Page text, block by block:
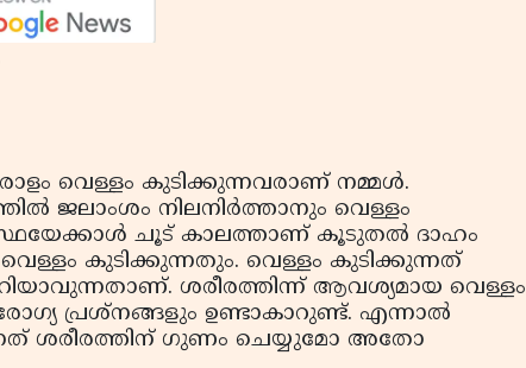
വെള്ളം കുടിക്കുന്നവരാണ് നമ്മള്‍.
ജലാംശം നിലനിർത്താനും വെള്ളം
ചൂട് കാലത്താണ് കൂടുതൽ ദാഹം
കുടിക്കുന്നതും. വെള്ളം കുടിക്കുന്നത്
ശരീരത്തിന്ന് ആവശ്യമായ വെള്ളം
പ്രശ്നങ്ങളും ഉണ്ടാകാറുണ്ട്. എന്നാൽ
ശരീരത്തിന് ഗുണം ചെയ്യുമോ അതോ